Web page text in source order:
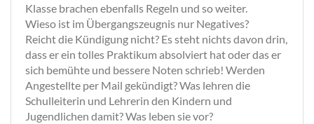
Klasse brachen ebenfalls Regeln und so weiter.
Wieso ist im Übergangszeugnis nur Negatives?
Reicht die Kündigung nicht? Es steht nichts davon drin,
dass er ein tolles Praktikum absolviert hat oder das er
sich bemühte und bessere Noten schrieb! Werden
Angestellte per Mail gekündigt? Was lehren die
Schulleiterin und Lehrerin den Kindern und
Jugendlichen damit? Was leben sie vor?